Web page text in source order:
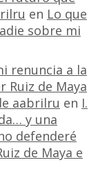
en Lo que
sobre mi
renuncia a la
Ruiz de Maya
aabrilru en I.
y una
defenderé
de Maya e